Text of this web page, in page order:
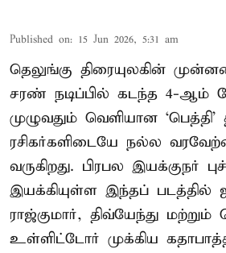
Published on: 15 Jun 2026, 5:31 am
தெலுங்கு திரையுலகின்
சரண் நடிப்பில் கடந்த 4-ஆம்
முழுவதும் வெளியான ‘பெத்தி’
ரசிகர்களிடையே நல்ல
வருகிறது. பிரபல இயக்குநர்
இயக்கியுள்ள இந்தப் படத்தில்
ராஜ்குமார், திவ்யேந்து மற்றும்
உள்ளிட்டோர் முக்கிய